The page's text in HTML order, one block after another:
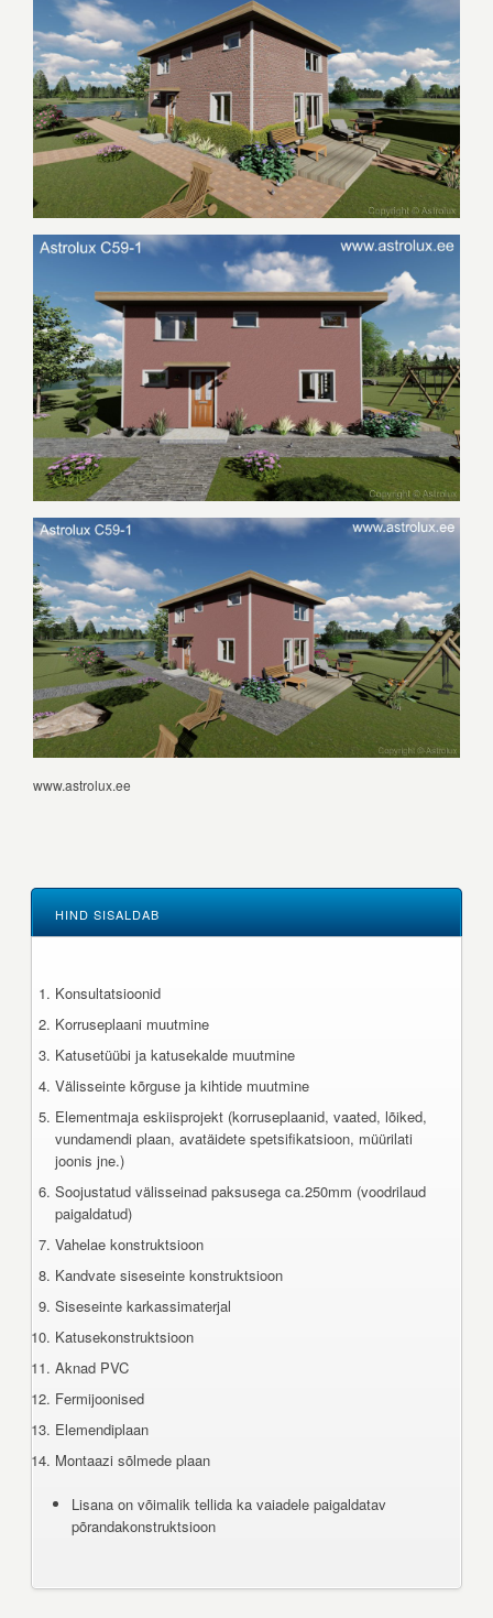
www.astrolux.ee
HIND SISALDAB
Konsultatsioonid
Korruseplaani muutmine
Katusetüübi ja katusekalde muutmine
Välisseinte kõrguse ja kihtide muutmine
Elementmaja eskiisprojekt (korruseplaanid, vaated, lõiked,
vundamendi plaan, avatäidete spetsifikatsioon, müürilati
joonis jne.)
Soojustatud välisseinad paksusega ca.250mm (voodrilaud
paigaldatud)
Vahelae konstruktsioon
Kandvate siseseinte konstruktsioon
Siseseinte karkassimaterjal
Katusekonstruktsioon
Aknad PVC
Fermijoonised
Elemendiplaan
Montaazi sõlmede plaan
Lisana on võimalik tellida ka vaiadele paigaldatav
põrandakonstruktsioon